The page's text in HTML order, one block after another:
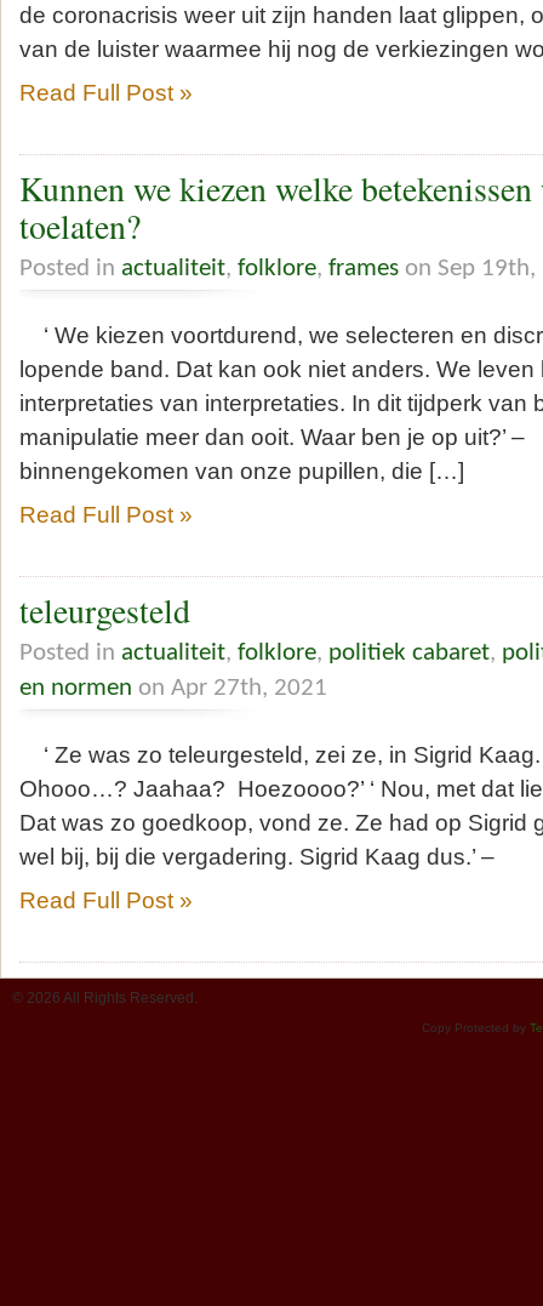
de coronacrisis weer uit zijn handen laat glippen,
van de luister waarmee hij nog de verkiezingen
Read Full Post »
Kunnen we kiezen welke
toelaten?
Posted in actualiteit, folklore, frames on Sep 19th,
‘ We kiezen voortdurend, we selecteren en
lopende band. Dat kan ook niet anders. We leven
interpretaties van interpretaties. In dit tijdperk van
manipulatie meer dan ooit. Waar ben je op uit?’
binnengekomen van onze pupillen, die […]
Read Full Post »
teleurgesteld
Posted in actualiteit, folklore, politiek cabaret,
en normen on Apr 27th, 2021
‘ Ze was zo teleurgesteld, zei ze, in Sigrid
Ohooo…? Jaahaa? Hoezoooo?’ ‘ Nou, met dat
Dat was zo goedkoop, vond ze. Ze had op Sigrid
wel bij, bij die vergadering. Sigrid Kaag dus.’
Read Full Post »
© 2026 All Rights Reserved.
Copy Protected by